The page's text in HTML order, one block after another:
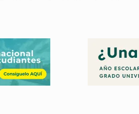
Triatlón quiere apoyar a todos sus
con sus entrenamientos y
las becas y ayudas convocadas por